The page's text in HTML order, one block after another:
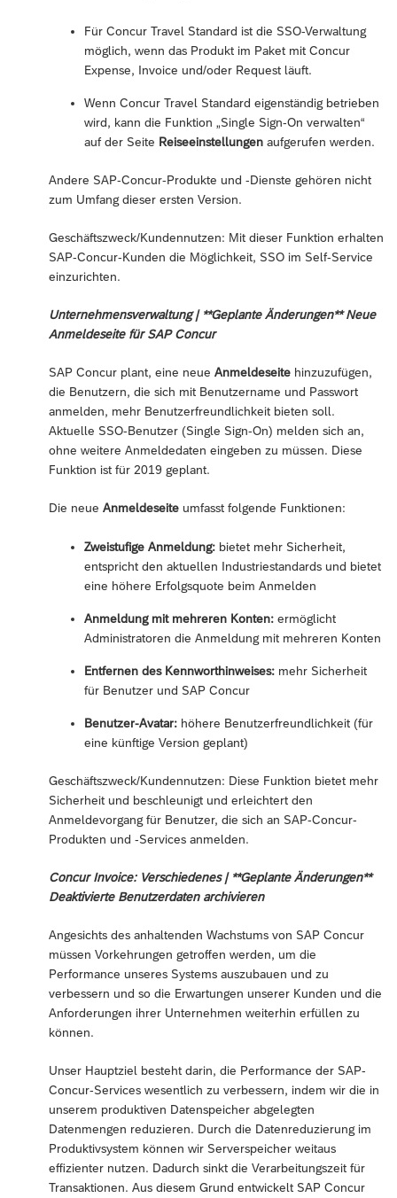
Für Concur Travel Standard ist die SSO-Verwaltung
möglich, wenn das Produkt im Paket mit Concur
Expense, Invoice und/oder Request läuft.
Wenn Concur Travel Standard eigenständig betrieben
wird, kann die Funktion „Single Sign-On verwalten“
auf der Seite Reiseeinstellungen aufgerufen werden.
Andere SAP-Concur-Produkte und -Dienste gehören nicht
zum Umfang dieser ersten Version.
Geschäftszweck/Kundennutzen: Mit dieser Funktion erhalten
SAP-Concur-Kunden die Möglichkeit, SSO im Self-Service
einzurichten.
Unternehmensverwaltung | **Geplante Änderungen** Neue
Anmeldeseite für SAP Concur
SAP Concur plant, eine neue Anmeldeseite hinzuzufügen,
die Benutzern, die sich mit Benutzername und Passwort
anmelden, mehr Benutzerfreundlichkeit bieten soll.
Aktuelle SSO-Benutzer (Single Sign-On) melden sich an,
ohne weitere Anmeldedaten eingeben zu müssen. Diese
Funktion ist für 2019 geplant.
Die neue Anmeldeseite umfasst folgende Funktionen:
Zweistufige Anmeldung: bietet mehr Sicherheit,
entspricht den aktuellen Industriestandards und bietet
eine höhere Erfolgsquote beim Anmelden
Anmeldung mit mehreren Konten: ermöglicht
Administratoren die Anmeldung mit mehreren Konten
Entfernen des Kennworthinweises: mehr Sicherheit
für Benutzer und SAP Concur
Benutzer-Avatar: höhere Benutzerfreundlichkeit (für
eine künftige Version geplant)
Geschäftszweck/Kundennutzen: Diese Funktion bietet mehr
Sicherheit und beschleunigt und erleichtert den
Anmeldevorgang für Benutzer, die sich an SAP-Concur-
Produkten und -Services anmelden.
Concur Invoice: Verschiedenes | **Geplante Änderungen**
Deaktivierte Benutzerdaten archivieren
Angesichts des anhaltenden Wachstums von SAP Concur
müssen Vorkehrungen getroffen werden, um die
Performance unseres Systems auszubauen und zu
verbessern und so die Erwartungen unserer Kunden und die
Anforderungen ihrer Unternehmen weiterhin erfüllen zu
können.
Unser Hauptziel besteht darin, die Performance der SAP-
Concur-Services wesentlich zu verbessern, indem wir die in
unserem produktiven Datenspeicher abgelegten
Datenmengen reduzieren. Durch die Datenreduzierung im
Produktivsystem können wir Serverspeicher weitaus
effizienter nutzen. Dadurch sinkt die Verarbeitungszeit für
Transaktionen. Aus diesem Grund entwickelt SAP Concur